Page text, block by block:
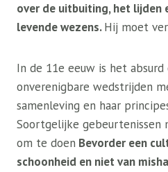
over de uitbuiting, het lijden
levende wezens.Hij moet
In de 11e eeuw is het
onverenigbare wedstrijden
samenleving en haar
Soortgelijke gebeurtenissen
om te doen Bevorder een
schoonheid en niet van